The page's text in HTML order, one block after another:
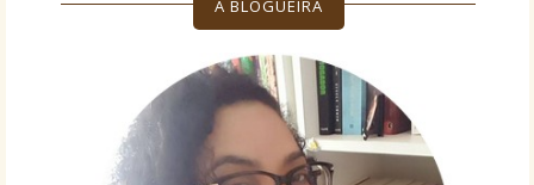
A BLOGUEIRA